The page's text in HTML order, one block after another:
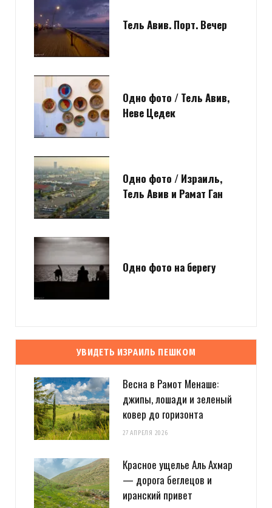
Тель Авив. Порт. Вечер
Одно фото / Тель Авив,
Неве Цедек
Одно фото / Израиль,
Тель Авив и Рамат Ган
Одно фото на берегу
УВИДЕТЬ ИЗРАИЛЬ ПЕШКОМ
Весна в Рамот Менаше:
джипы, лошади и зеленый
ковер до горизонта
27 АПРЕЛЯ 2026
Красное ущелье Аль Ахмар
— дорога беглецов и
иранский привет